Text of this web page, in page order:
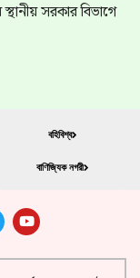
সরকার বিভাগে
বহিবিশ্ব
বাণিজ্যিক নগরী